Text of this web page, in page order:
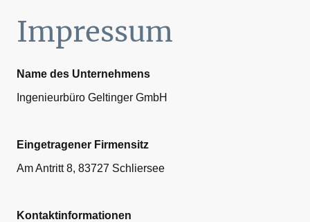
Impressum
Name des Unternehmens
Ingenieurbüro Geltinger GmbH
Eingetragener Firmensitz
Am Antritt 8, 83727 Schliersee
Kontaktinformationen